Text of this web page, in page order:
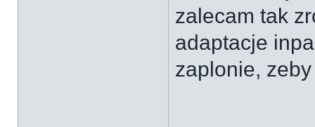
zalecam tak
adaptacje
zaplonie,